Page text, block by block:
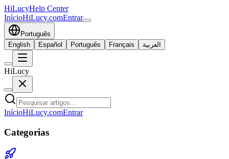
HiLucyHelp Center
InícioHiLucy.comEntrar
Português
English
Español Português Français العربية
HiLucy
InícioHiLucy.comEntrar
Categorias